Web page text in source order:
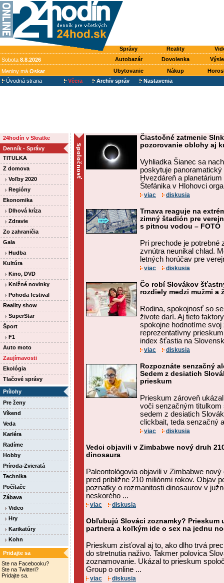
Správy Reality
Sobota 8.8.2026 Autobazár Dovolenka
Meniny má Oskar Ubytovanie Nákup
Úvodná strana
Včera Archív správ Nastavenia
24hodín v Skratke
Denník - Správy
TITULKA
Z domova
Voľby 2020
Regióny
Ekonomika
Dlhová kríza
Zdravie
Zo zahraničia
Gala
Hudba
Kultúra
Kino, DVD
Knižné novinky
Pohoda festival
Reality show
SuperStar
Šport
F1
Auto moto
Zaujímavosti
Ekológia
Tlačové správy
Prílohy
Pre ženy
Víkend
Veda
Kariéra
Radíme
Hobby
Príroda-Zvieratá
Technika
Počítače
Zábava
Video
Hry
Karikatúry
Kohn
Pridajte sa
Ste na Facebooku?
Ste na Twitteri?
Pridajte sa.
Čiastočné zatmenie
pozorovanie oblohy aj
Vyhliadka Šianec sa
poskytuje
Hvezdáreň a
Štefánika v Hlohovci
viac diskusia
Trnava reaguje na
zimný štadión pre
s pitnou vodou – FOTO
Pri prechode je
zvnútra neunikal chlad.
letných horúčav pre
viac diskusia
Čo robí Slovákov
rozdiely medzi mužmi a
Rodina, spokojnosť so
živote darí. Aj tieto
spokojne hodnotíme
reprezentatívny
index šťastia na
viac diskusia
Rozpoznáte senzačný
Sedem z desiatich
prieskum
Prieskum zároveň
voči senzačným titulkom
sedem z desiatich
clickbait, teda senzačný
viac diskusia
Vedci objavili v Zimbabwe nový druh
dinosaura
Paleontológovia objavili v Zimbabwe
pred približne 210 miliónmi rokov. Objav
poznatky o rozmanitosti dinosaurov v
neskorého ...
viac diskusia
Obľubujú Slováci zoznamky? Prieskum
partnera a koľkým ide o sex na jednu
Prieskum zisťoval aj to, ako dlho trvá
do stretnutia naživo. Takmer polovica
zoznamovanie. Ukázal to prieskum
Group o online ...
viac diskusia